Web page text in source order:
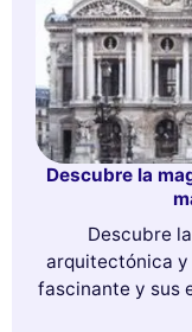
Descubre la
Descubre
arquitectónica y
fascinante y sus